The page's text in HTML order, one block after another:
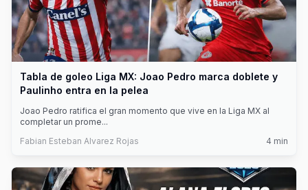
Tabla de goleo Liga MX: Joao Pedro marca doblete y
Paulinho entra en la pelea
Joao Pedro ratifica el gran momento que vive en la Liga MX al
completar un prome...
Fabian Esteban Alvarez Rojas
4 min